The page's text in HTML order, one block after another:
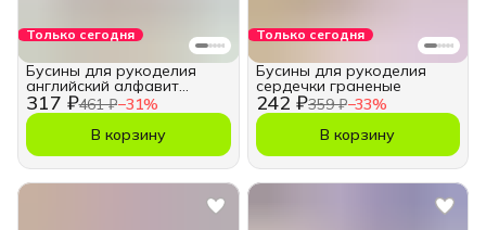
Только сегодня
317 ₽461 ₽−31%
Бусины для рукоделия
английский алфавит
кубики
В корзину
Только сегодня
242 ₽359 ₽−33%
Бусины для рукоделия
сердечки граненые
В корзину